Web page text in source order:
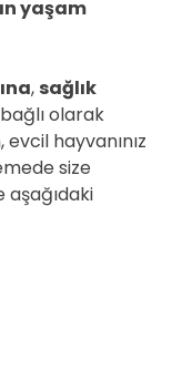
yaşam
, sağlık
bağlı olarak
hayvanınız
size
aşağıdaki